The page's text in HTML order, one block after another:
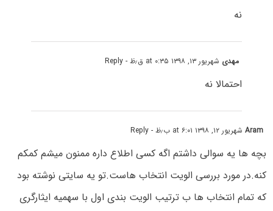
نه
مهدی شهریور ۱۳, ۱۳۹۸ at ۰:۳۵ ق٫ظ - Reply
احتمالا نه
Aramشهریور ۱۲, ۱۳۹۸ at ۶:۰۱ ب٫ظ - Reply
بچه ها یه سوالی داشتم اگه کسی اطلاع داره ممنون میشم کمکم
کنه.در مورد بررسی الویت انتخاب هاست.تو یه سایتی نوشته بود
که تمام انتخاب ها ب ترتیب الویت بندی اول با سهمیه ایثارگری